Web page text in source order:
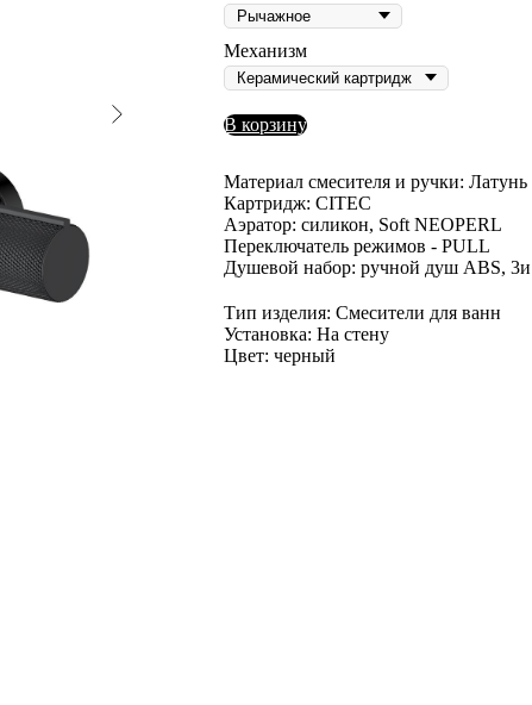
Механизм
В корзину
Материал смесителя и ручки: Латунь
Картридж: CITEC
Аэратор: силикон, Soft NEOPERL
Переключатель режимов - PULL
Душевой набор: ручной душ ABS,
Тип изделия: Смесители для ванн
Установка: На стену
Цвет: черный